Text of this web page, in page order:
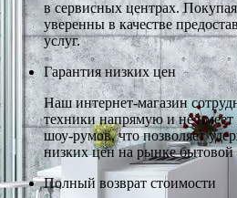
в сервисных центрах.
уверенны в качестве
услуг.
Гарантия низких цен
Наш интернет-магазин
техники напрямую и не
шоу-румов, что позволяет
низких цен на рынке бытовой
Полный возврат стоимости